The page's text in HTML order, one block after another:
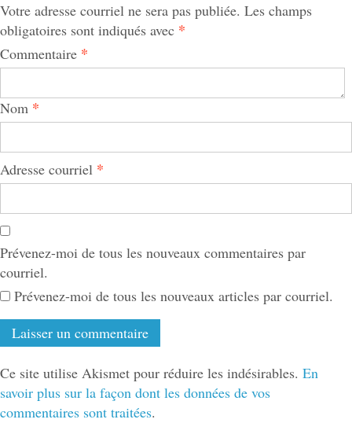
Votre adresse courriel ne sera pas publiée. Les champs
obligatoires sont indiqués avec *
Commentaire *
Nom *
Adresse courriel *
Prévenez-moi de tous les nouveaux commentaires par
courriel.
Prévenez-moi de tous les nouveaux articles par courriel.
Ce site utilise Akismet pour réduire les indésirables. En
savoir plus sur la façon dont les données de vos
commentaires sont traitées.